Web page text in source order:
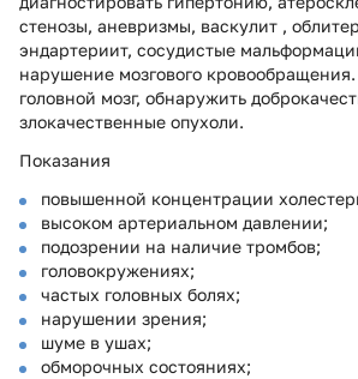
стенозы, аневризмы, васкулит ,
эндартериит, сосудистые
нарушение мозгового
головной мозг, обнаружить
злокачественные опухоли.
Показания
повышенной концентрации
высоком артериальном давлении;
подозрении на наличие тромбов;
головокружениях;
частых головных болях;
нарушении зрения;
шуме в ушах;
обморочных состояниях;